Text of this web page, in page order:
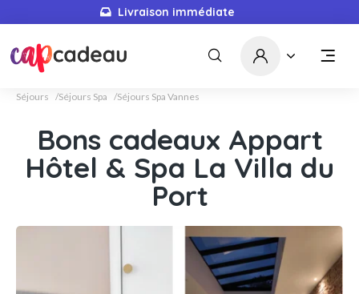
Livraison immédiate
Séjours Séjours Spa Séjours Spa Vannes
Bons cadeaux Appart
Hôtel & Spa La Villa du
Port